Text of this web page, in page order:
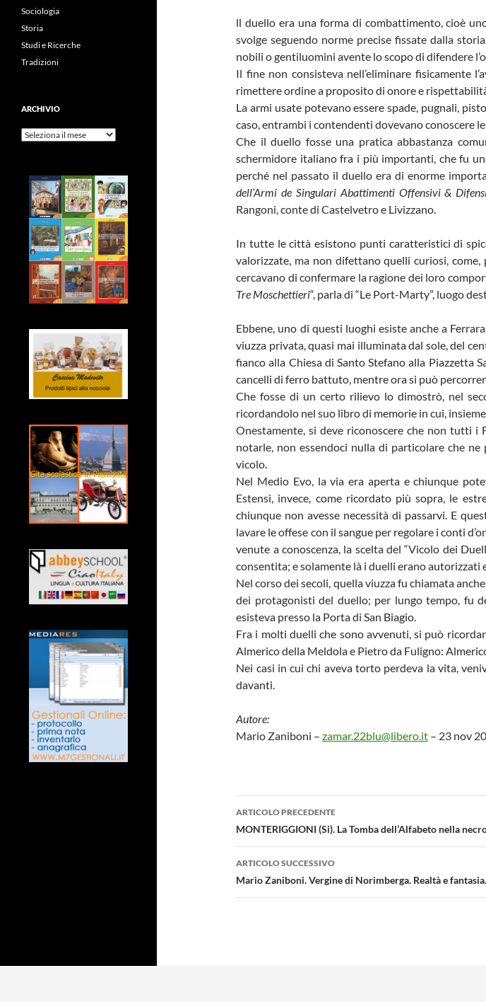
ll duello era una forma di combattimento, cioè
svolge seguendo norme precise fissate dalla
nobili o gentiluomini avente lo scopo di difendere
Il fine non consisteva nell’eliminare fisicamente
rimettere ordine a proposito di onore e
La armi usate potevano essere spade, pugnali,
caso, entrambi i contendenti dovevano conoscere
Che il duello fosse una pratica abbastanza
schermidore italiano fra i più importanti, che fu
perché nel passato il duello era di enorme
dell’Armi de Singulari Abattimenti Offensivi &
Rangoni, conte di Castelvetro e Livizzano.
In tutte le città esistono punti caratteristici di
valorizzate, ma non difettano quelli curiosi,
cercavano di confermare la ragione dei loro
Tre Moschettieri“, parla di “Le Port-Marty”, luogo
Ebbene, uno di questi luoghi esiste anche a
viuzza privata, quasi mai illuminata dal sole, del
fianco alla Chiesa di Santo Stefano alla Piazzetta
cancelli di ferro battuto, mentre ora si può
Che fosse di un certo rilievo lo dimostrò, nel
ricordandolo nel suo libro di memorie in cui,
Onestamente, si deve riconoscere che non tutti i
notarle, non essendoci nulla di particolare che
vicolo.
Nel Medio Evo, la via era aperta e chiunque
Estensi, invece, come ricordato più sopra, le
chiunque non avesse necessità di passarvi. E
lavare le offese con il sangue per regolare i conti
venute a conoscenza, la scelta del “Vicolo dei
consentita; e solamente là i duelli erano autorizzati
Nel corso dei secoli, quella viuzza fu chiamata
dei protagonisti del duello; per lungo tempo, fu
esisteva presso la Porta di San Biagio.
Fra i molti duelli che sono avvenuti, si può
Almerico della Meldola e Pietro da Fuligno:
Nei casi in cui chi aveva torto perdeva la vita,
davanti.
Autore:
Mario Zaniboni –zamar.22blu@libero.it – 23 nov
Navigazione
articolo
ARTICOLO PRECEDENTE
MONTERIGGIONI (Si). La Tomba dell’Alfabeto nella
ARTICOLO SUCCESSIVO
Mario Zaniboni. Vergine di Norimberga. Realtà e fantasia.
Sociologia
Storia
Studi e Ricerche
Tradizioni
ARCHIVIO
Archivio